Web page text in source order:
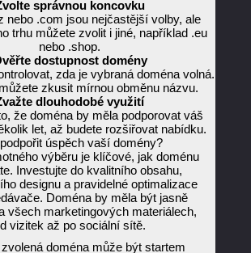
správnou koncovku
nebo .com jsou nejčastější volby, ale
trhu můžete zvolit i jiné, například .eu
nebo .shop.
dostupnost domény
zda je vybraná doména volná.
zkusit mírnou obměnu názvu.
dlouhodobé využití
že doména by měla podporovat váš
let, až budete rozšiřovat nabídku.
úspěch vaší domény?
výběru je klíčové, jak doménu
Investujte do kvalitního obsahu,
designu a pravidelné optimalizace
Doména by měla být jasně
všech marketingových materiálech,
vizitek až po sociální sítě.
doména může být startem